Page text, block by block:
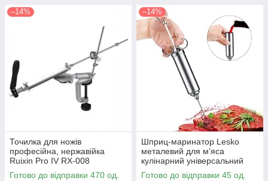
–14%
Точилка для ножів
професійна, нержавійка
Ruixin Pro IV RX-008
Готово до відправки 470 од.
–14%
Шприц-маринатор Lesko
металевий для м'яса
кулінарний універсальний
інжектор
Готово до відправки 45 од.